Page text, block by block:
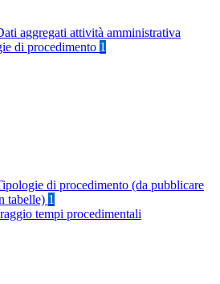
aggregati attività amministrativa
di procedimento 1
di procedimento (da pubblicare
tabelle) 1
tempi procedimentali